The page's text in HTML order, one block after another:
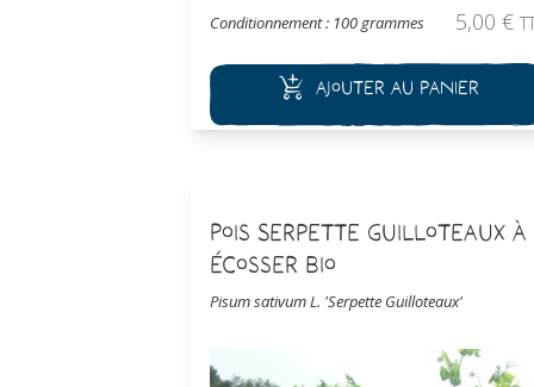
Conditionnement : 100 grammes 5,00 €
Ajouter au panier
Pois Serpette Guilloteaux à
écosser Bio
Pisum sativum L. 'Serpette Guilloteaux'